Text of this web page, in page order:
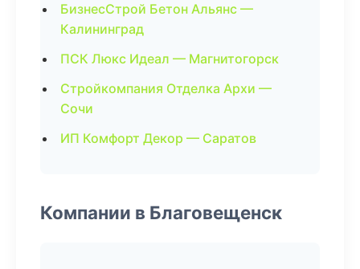
БизнесСтрой Бетон Альянс —
Калининград
ПСК Люкс Идеал — Магнитогорск
Стройкомпания Отделка Архи —
Сочи
ИП Комфорт Декор — Саратов
Компании в Благовещенск